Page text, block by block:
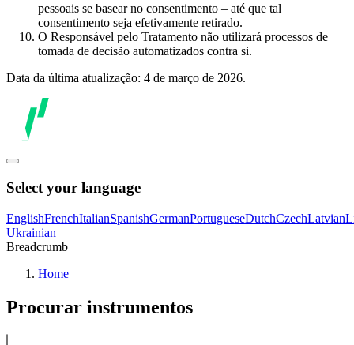
pessoais se basear no consentimento – até que tal
consentimento seja efetivamente retirado.
O Responsável pelo Tratamento não utilizará processos de
tomada de decisão automatizados contra si.
Data da última atualização: 4 de março de 2026.
Select your language
EnglishFrenchItalianSpanishGermanPortugueseDutchCzechLatvian
Ukrainian
Breadcrumb
Home
Procurar instrumentos